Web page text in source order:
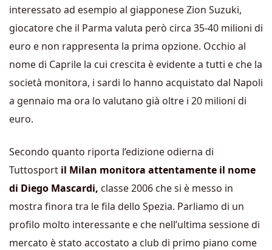
interessato ad esempio al giapponese Zion Suzuki,
giocatore che il Parma valuta però circa 35-40 milioni di
euro e non rappresenta la prima opzione. Occhio al
nome di Caprile la cui crescita è evidente a tutti e che la
società monitora, i sardi lo hanno acquistato dal Napoli
a gennaio ma ora lo valutano già oltre i 20 milioni di
euro.
Secondo quanto riporta l’edizione odierna di
Tuttosport il Milan monitora attentamente il nome
di Diego Mascardi, classe 2006 che si è messo in
mostra finora tra le fila dello Spezia. Parliamo di un
profilo molto interessante e che nell’ultima sessione di
mercato è stato accostato a club di primo piano come